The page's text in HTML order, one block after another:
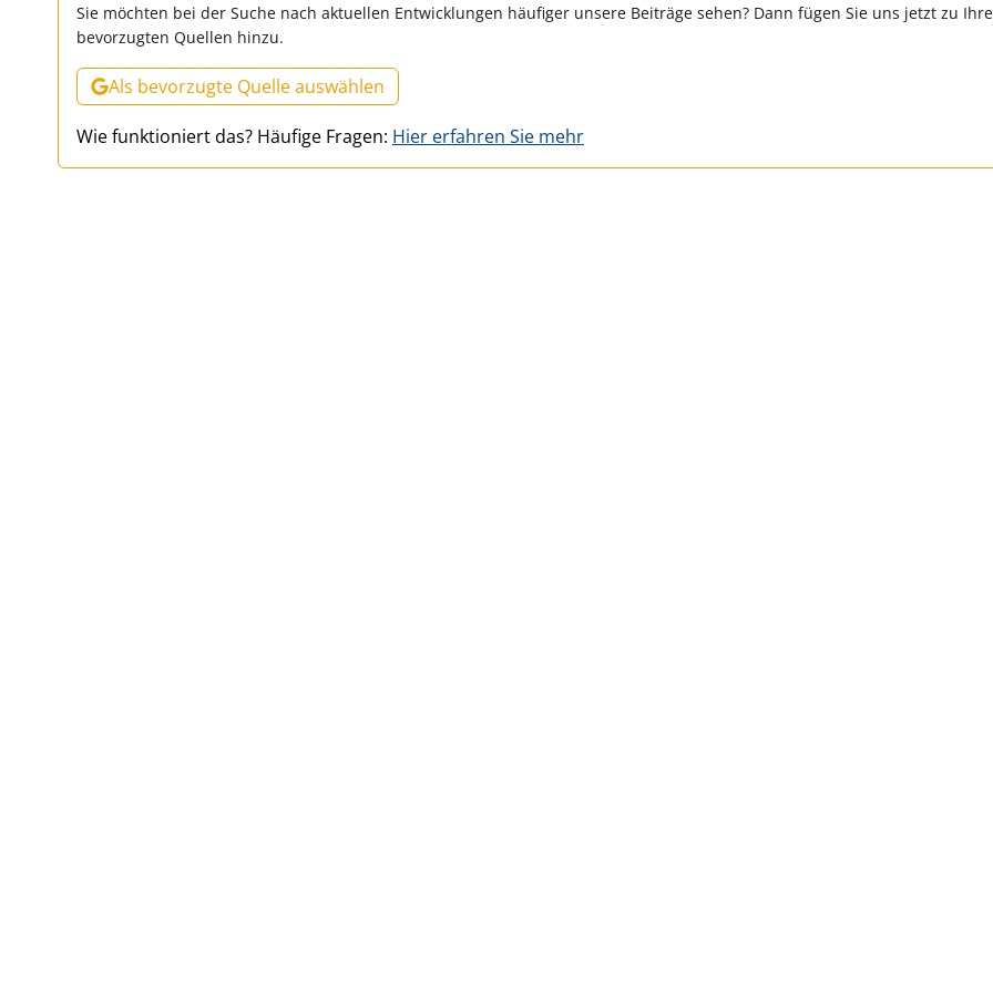
Sie möchten bei der Suche nach aktuellen Entwicklungen häufiger unsere Beiträge sehen? Dann fügen Sie uns jetzt zu
bevorzugten Quellen hinzu.
Als bevorzugte Quelle auswählen
Wie funktioniert das? Häufige Fragen: Hier erfahren Sie mehr